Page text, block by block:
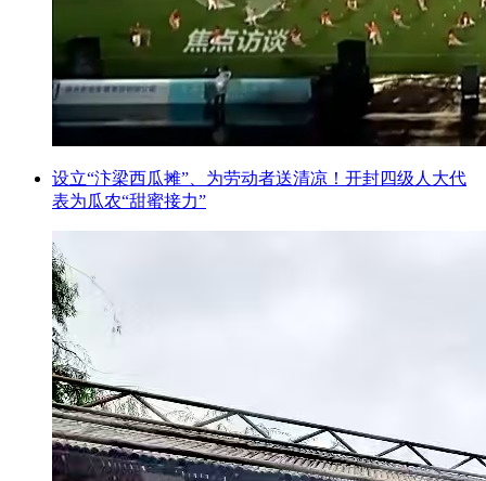
设立“汴梁西瓜摊”、为劳动者送清凉！开封四级人大代
表为瓜农“甜蜜接力”